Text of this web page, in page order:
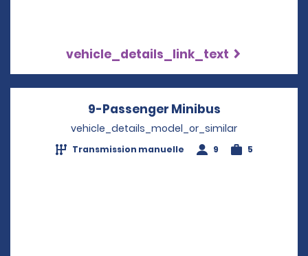
vehicle_details_link_text
9-Passenger Minibus
vehicle_details_model_or_similar
Transmission manuelle 9 5